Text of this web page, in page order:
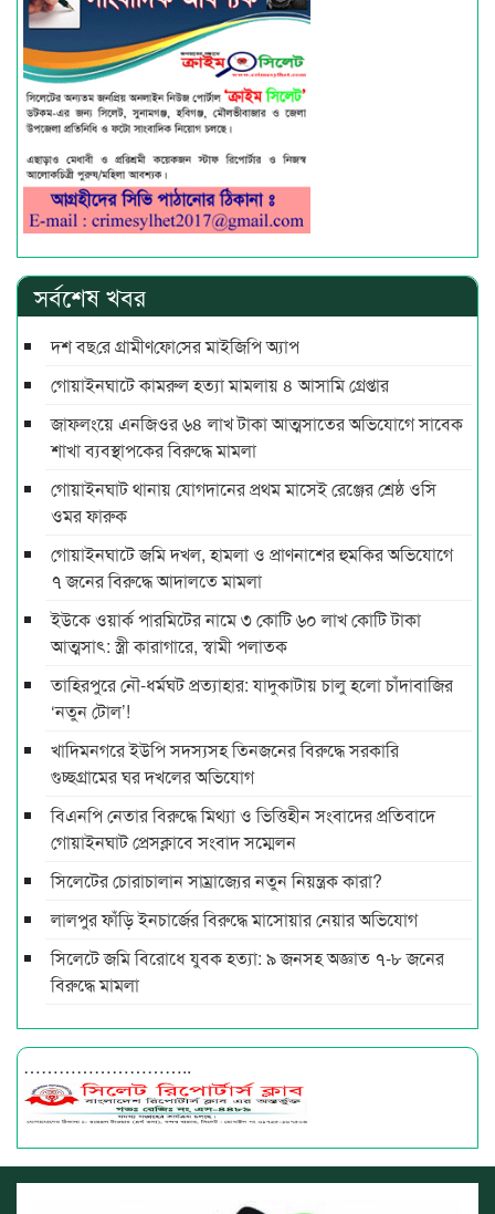
সর্বশেষ খবর
দশ বছ‌রে গ্রামীণ‌ফো‌সের মাইজিপি অ্যাপ
গোয়াইনঘাটে কামরুল হত্যা মামলায় ৪ আসামি গ্রেপ্তার
জাফলংয়ে এনজিওর ৬৪ লাখ টাকা আত্মসাতের অভিযোগে সাবেক
শাখা ব্যবস্থাপকের বিরুদ্ধে মামলা
গোয়াইনঘাট থানায় যোগদানের প্রথম মাসেই রেঞ্জের শ্রেষ্ঠ ওসি
ওমর ফারুক
গোয়াইনঘাটে জমি দখল, হামলা ও প্রাণনাশের হুমকির অভিযোগে
৭ জনের বিরুদ্ধে আদালতে মামলা
ইউকে ওয়ার্ক পারমিটের নামে ৩ কোটি ৬০ লাখ কোটি টাকা
আত্মসাৎ: স্ত্রী কারাগারে, স্বামী পলাতক
তাহিরপুরে নৌ-ধর্মঘট প্রত্যাহার: যাদুকাটায় চালু হলো চাঁদাবাজির
‘নতুন টোল’!
খাদিমনগরে ইউপি সদস্যসহ তিনজনের বিরুদ্ধে সরকারি
গুচ্ছগ্রামের ঘর দখলের অভিযোগ
বিএনপি নেতার বিরুদ্ধে মিথ্যা ও ভিত্তিহীন সংবাদের প্রতিবাদে
গোয়াইনঘাট প্রেসক্লাবে সংবাদ সম্মেলন
সিলেটের চোরাচালান সাম্রাজ্যের নতুন নিয়ন্ত্রক কারা?
লালপুর ফাঁড়ি ইনচার্জের বিরুদ্ধে মাসোয়ার নেয়ার অভিযোগ
সিলেটে জমি বিরোধে যুবক হত্যা: ৯ জনসহ অজ্ঞাত ৭-৮ জনের
বিরুদ্ধে মামলা
………………………..